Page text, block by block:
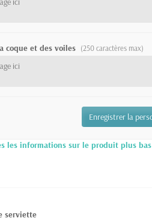
coque et des voiles (250 caractères max)
Enregistrer la
les informations sur le produit plus
serviette